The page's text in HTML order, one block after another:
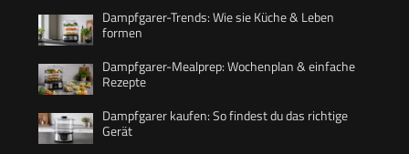
Dampfgarer-Trends: Wie sie Küche & Leben
formen
Dampfgarer-Mealprep: Wochenplan & einfache
Rezepte
Dampfgarer kaufen: So findest du das richtige
Gerät